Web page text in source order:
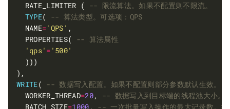
  RATE_LIMITER (
TYPE(
  NAME
='QPS'
  PROPERTIES(
'qps' = '500'
WRITE(
  WORKER_THREAD
=20,
  BATCH_SIZE
=1000 ,